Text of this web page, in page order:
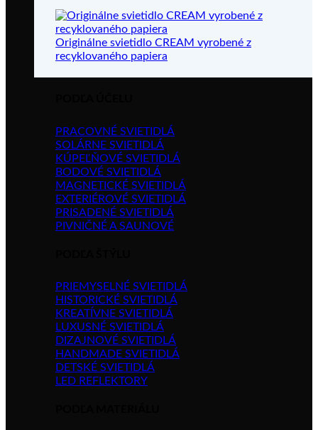
Originálne svietidlo CREAM vyrobené z
recyklovaného papiera
PRACOVNÉ SVIETIDLÁ
SOLÁRNE SVIETIDLÁ
KÚPEĽŇOVÉ SVIETIDLÁ
BODOVÉ SVIETIDLÁ
MAGNETICKÉ SVIETIDLÁ
EXTERIÉROVÉ SVIETIDLÁ
PRISADENÉ SVIETIDLÁ
PIVNIČNÉ A SAUNOVÉ
PRIEMYSELNÉ SVIETIDLÁ
HISTORICKÉ SVIETIDLÁ
KREATÍVNE SVIETIDLÁ
LUXUSNÉ SVIETIDLÁ
DIZAJNOVÉ SVIETIDLÁ
HANDMADE SVIETIDLÁ
DETSKÉ SVIETIDLÁ
LED REFLEKTORY